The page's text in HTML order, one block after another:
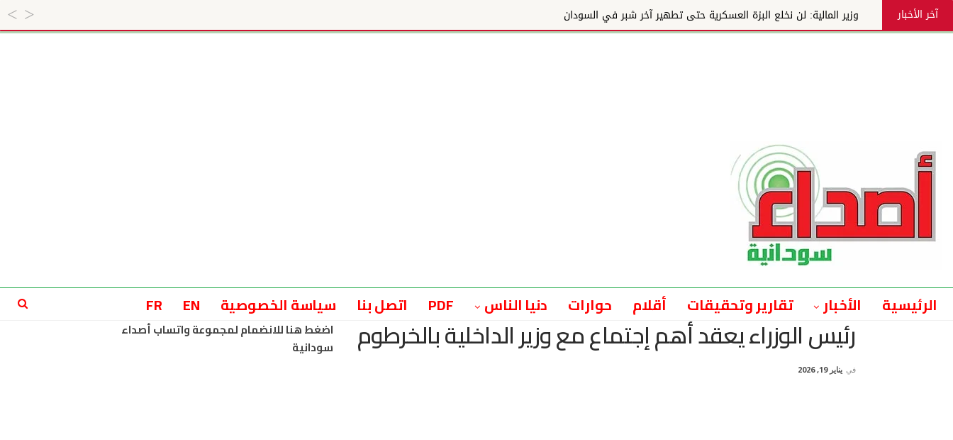
آخر الأخبار وزير المالية: لن نخلع البزة العسكرية حتى تطهير آخر شبر في السودان
الرئيسية الأخبار تقارير وتحقيقات أقلام حوارات دنيا الناس PDF اتصل بنا سياسة الخصوصية EN
FR
رئيس الوزراء يعقد أهم إجتماع مع وزير الداخلية بالخرطوم
في يناير 19, 2026
اضغط هنا للانضمام لمجموعة واتساب أصداء
سودانية